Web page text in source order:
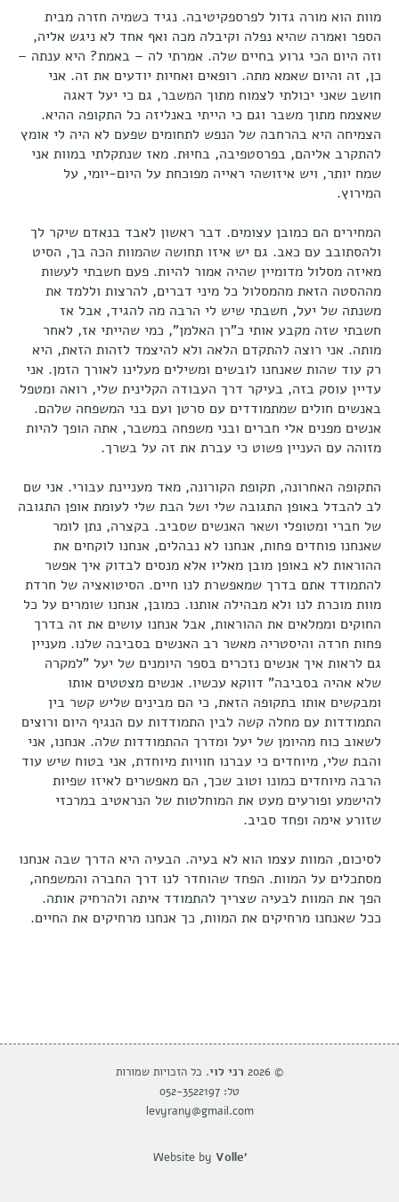
מוות הוא מורה גדול לפרספקיטיבה. נגיד כשמיה חזרה מבית
הספר ואמרה שהיא נפלה וקיבלה מכה ואף אחד לא ניגש אליה,
וזה היום הכי גרוע בחיים שלה. אמרתי לה – באמת? היא ענתה –
כן, זה והיום שאמא מתה. רופאים ואחיות יודעים את זה. אני
חושב שאני יכולתי לצמוח מתוך המשבר, גם כי יעל דאגה
שאצמח מתוך משבר וגם כי הייתי באנליזה כל התקופה ההיא.
הצמיחה היא בהרחבה של הנפש לתחומים שפעם לא היה לי אומץ
להתקרב אליהם, בפרסטפיבה, בחיוּת. מאז שנתקלתי במוות אני
שמח יותר, ויש איזושהי ראייה מפוכחת על היום-יומי, על
המירוץ.
המחירים הם כמובן עצומים. דבר ראשון לאבד בנאדם שיקר לך
ולהסתובב עם כאב. גם יש איזו תחושה שהמוות הכה בך, הסיט
מאיזה מסלול מדומיין שהיה אמור להיות. פעם חשבתי לעשות
מההסטה הזאת מהמסלול כל מיני דברים, להרצות וללמד את
משנתה של יעל, חשבתי שיש לי הרבה מה להגיד, אבל אז
חשבתי שזה מקבע אותי כ"רן האלמן", כמי שהייתי אז, לאחר
מותה. אני רוצה להתקדם הלאה ולא להיצמד לזהות הזאת, היא
רק עוד שהות שאנחנו לובשים ומשילים מעלינו לאורך הזמן. אני
עדיין עוסק בזה, בעיקר דרך העבודה הקלינית שלי, רואה ומטפל
באנשים חולים שמתמודדים עם סרטן ועם בני המשפחה שלהם.
אנשים מפנים אלי חברים ובני משפחה במשבר, אתה הופך להיות
מזוהה עם העניין פשוט כי עברת את זה על בשרך.
התקופה האחרונה, תקופת הקורונה, מאד מעניינת עבורי. אני שם
לב להבדל באופן התגובה שלי ושל הבת שלי לעומת אופן התגובה
של חברי ומטופלי ושאר האנשים שסביב. בקצרה, נתן לומר
שאנחנו פוחדים פחות, אנחנו לא נבהלים, אנחנו לוקחים את
ההוראות לא באופן מובן מאליו אלא מנסים לבדוק איך אפשר
להתמודד אתם בדרך שמאפשרת לנו חיים. הסיטואציה של חרדת
מוות מוכרת לנו ולא מבהילה אותנו. כמובן, אנחנו שומרים על כל
החוקים וממלאים את ההוראות, אבל אנחנו עושים את זה בדרך
פחות חרדה והיסטריה מאשר רב האנשים בסביבה שלנו. מעניין
גם לראות איך אנשים נזכרים בספר היומנים של יעל "למקרה
שלא אהיה בסביבה" דווקא עכשיו. אנשים מצטטים אותו
ומבקשים אותו בתקופה הזאת, כי הם מבינים שליש קשר בין
התמודדות עם מחלה קשה לבין התמודדות עם הנגיף היום ורוצים
לשאוב כוח מהיומן של יעל ומדרך ההתמודדות שלה. אנחנו, אני
והבת שלי, מיוחדים כי עברנו חוויות מיוחדת, אני בטוח שיש עוד
הרבה מיוחדים כמונו וטוב שכך, הם מאפשרים לאיזו שפיות
להישמע ופורעים מעט את המוחלטות של הנראטיב במרכזי
שזורע אימה ופחד סביב.
לסיכום, המוות עצמו הוא לא בעיה. הבעיה היא הדרך שבה אנחנו
מסתכלים על המוות. הפחד שהוחדר לנו דרך החברה והמשפחה,
הפך את המוות לבעיה שצריך להתמודד איתה ולהרחיק אותה.
ככל שאנחנו מרחיקים את המוות, כך אנחנו מרחיקים את החיים.
© 2026 רני לוי. כל הזכויות שמורות
טל: 052-3522197
levyrany@gmail.com
Website by Volle'